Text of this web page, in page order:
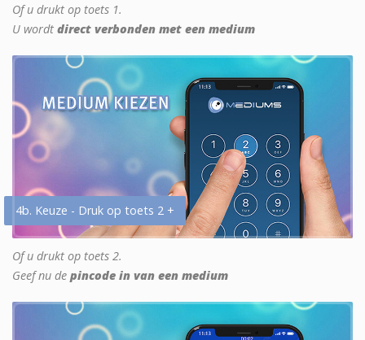
Of u drukt op toets 1.
U wordt direct verbonden met een medium
4b. Keuze - Druk op toets 2 +
Of u drukt op toets 2.
Geef nu de pincode in van een medium